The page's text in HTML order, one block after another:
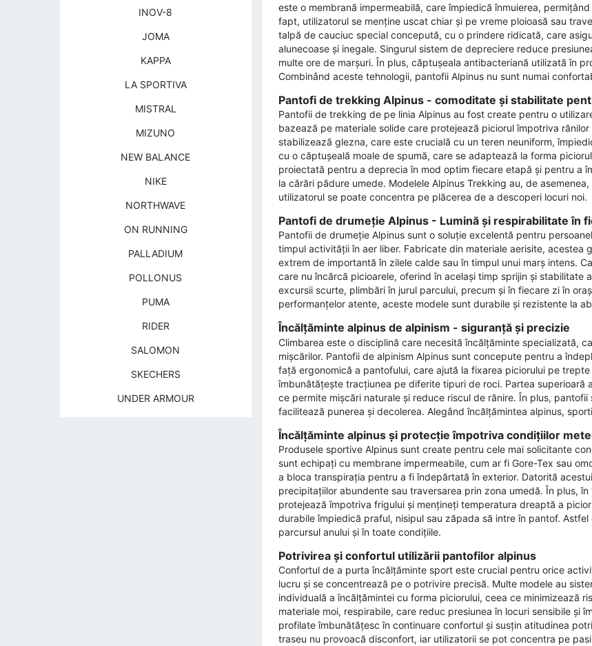
este o membrană impermeabilă, care împiedică înmuierea,
fapt, utilizatorul se menține uscat chiar și pe vreme ploioasă sau
talpă de cauciuc special concepută, cu o prindere ridicată, care
alunecoase și inegale. Singurul sistem de depreciere reduce
multe ore de marșuri. În plus, căptușeala antibacteriană utilizată în
Combinând aceste tehnologii, pantofii Alpinus nu sunt numai
Pantofi de trekking Alpinus - comoditate și stabilitate
Pantofii de trekking de pe linia Alpinus au fost create pentru o
bazează pe materiale solide care protejează piciorul împotriva
stabilizează glezna, care este crucială cu un teren neuniform,
cu o căptușeală moale de spumă, care se adaptează la forma
proiectată pentru a deprecia în mod optim fiecare etapă și pentru a
la cărări pădure umede. Modelele Alpinus Trekking au, de
utilizatorul se poate concentra pe plăcerea de a descoperi locuri noi.
Pantofi de drumeție Alpinus - Lumină și respirabilitate în
Pantofii de drumeție Alpinus sunt o soluție excelentă pentru
timpul activității în aer liber. Fabricate din materiale aerisite,
extrem de importantă în zilele calde sau în timpul unui marș intens.
care nu încărcă picioarele, oferind în același timp sprijin și
excursii scurte, plimbări în jurul parcului, precum și în fiecare zi în
performanțelor atente, aceste modele sunt durabile și rezistente la
Încălțăminte alpinus de alpinism - siguranță și precizie
Climbarea este o disciplină care necesită încălțăminte specializată,
mișcărilor. Pantofii de alpinism Alpinus sunt concepute pentru a
față ergonomică a pantofului, care ajută la fixarea piciorului pe
îmbunătățește tracțiunea pe diferite tipuri de roci. Partea superioară
ce permite mișcări naturale și reduce riscul de rănire. În plus,
facilitează punerea și decolerea. Alegând încălțămintea alpinus,
Încălțăminte alpinus și protecție împotriva condițiilor
Produsele sportive Alpinus sunt create pentru cele mai solicitante
sunt echipați cu membrane impermeabile, cum ar fi Gore-Tex sau
a bloca transpirația pentru a fi îndepărtată în exterior. Datorită
precipitațiilor abundente sau traversarea prin zona umedă. În plus,
protejează împotriva frigului și mențineți temperatura dreaptă a
durabile împiedică praful, nisipul sau zăpada să intre în pantof.
parcursul anului și în toate condițiile.
Potrivirea și confortul utilizării pantofilor alpinus
Confortul de a purta încălțăminte sport este crucial pentru orice
lucru și se concentrează pe o potrivire precisă. Multe modele au
individuală a încălțămintei cu forma piciorului, ceea ce minimizează
materiale moi, respirabile, care reduc presiunea în locuri sensibile și
profilate îmbunătățesc în continuare confortul și susțin atitudinea
traseu nu provoacă disconfort, iar utilizatorii se pot concentra pe
INOV-8
JOMA
KAPPA
LA SPORTIVA
MISTRAL
MIZUNO
NEW BALANCE
NIKE
NORTHWAVE
ON RUNNING
PALLADIUM
POLLONUS
PUMA
RIDER
SALOMON
SKECHERS
UNDER ARMOUR